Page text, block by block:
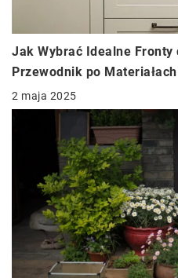
Jak Wybrać Idealne Fronty
Przewodnik po
2 maja 2025